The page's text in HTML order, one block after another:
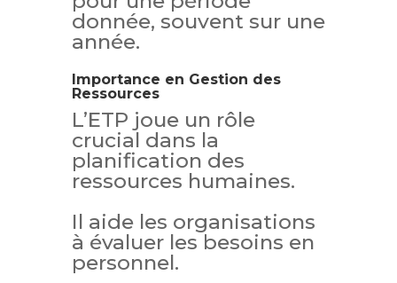
donnée, souvent sur une
année.
Importance en Gestion des
Ressources
L’ETP joue un rôle
crucial dans la
planification des
ressources humaines.
Il aide les organisations
à évaluer les besoins en
personnel.